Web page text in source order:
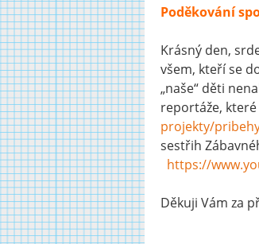
Poděkování
Krásný den,
všem, kteří se
„naše“ děti
reportáže,
projekty/
sestřih
https://
Děkuji Vám za